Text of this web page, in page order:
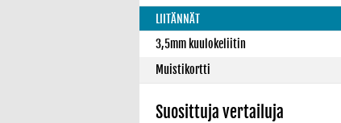
LIITÄNNÄT
3,5mm kuulokeliitin
Muistikortti
Suosittuja vertailuja